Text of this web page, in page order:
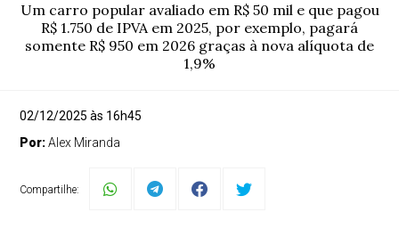
Um carro popular avaliado em R$ 50 mil e que pagou
R$ 1.750 de IPVA em 2025, por exemplo, pagará
somente R$ 950 em 2026 graças à nova alíquota de
1,9%
02/12/2025 às 16h45
Por:Alex Miranda
Compartilhe: